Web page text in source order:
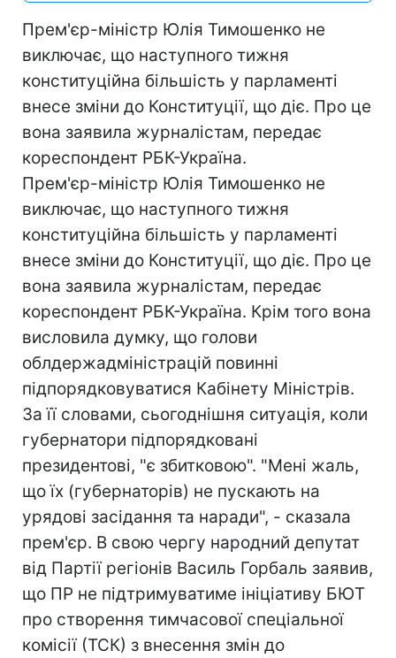
Прем'єр-міністр Юлія Тимошенко не
виключає, що наступного тижня
конституційна більшість у парламенті
внесе зміни до Конституції, що діє. Про це
вона заявила журналістам, передає
кореспондент РБК-Україна.
Прем'єр-міністр Юлія Тимошенко не
виключає, що наступного тижня
конституційна більшість у парламенті
внесе зміни до Конституції, що діє. Про це
вона заявила журналістам, передає
кореспондент РБК-Україна. Крім того вона
висловила думку, що голови
облдержадміністрацій повинні
підпорядковуватися Кабінету Міністрів.
За її словами, сьогоднішня ситуація, коли
губернатори підпорядковані
президентові, "є збитковою". "Мені жаль,
що їх (губернаторів) не пускають на
урядові засідання та наради", - сказала
прем'єр. В свою чергу народний депутат
від Партії регіонів Василь Горбаль заявив,
що ПР не підтримуватиме ініціативу БЮТ
про створення тимчасової спеціальної
комісії (ТСК) з внесення змін до